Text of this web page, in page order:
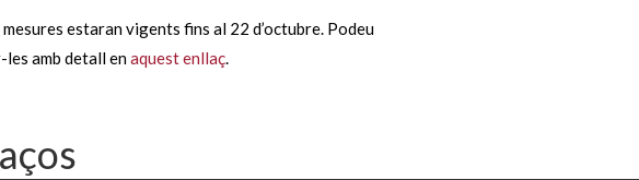
estaran vigents fins al 22 d’octubre. Podeu
amb detall enaquest enllaç.